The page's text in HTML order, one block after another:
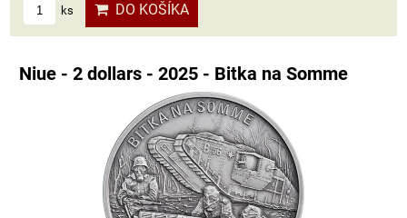
ks DO KOŠÍKA
Niue - 2 dollars - 2025 - Bitka na Somme